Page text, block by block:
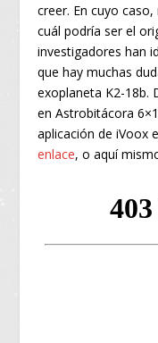
creer. En cuyo
cuál podría ser el
investigadores han
que hay muchas
exoplaneta K2-18b.
en Astrobitácora
aplicación de iVoox
enlace, o aquí